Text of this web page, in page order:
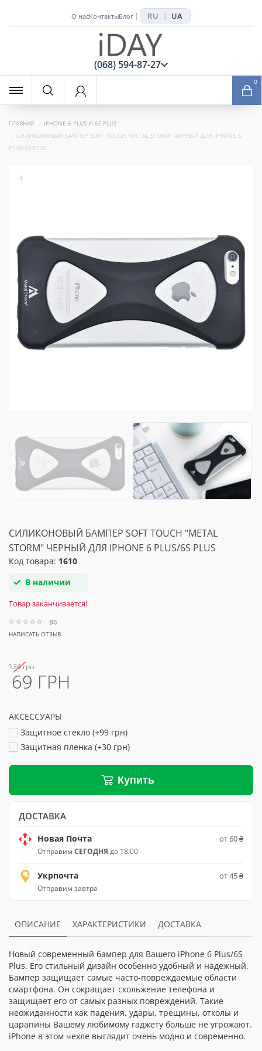
О насКонтактыБлог | RU | UA
(068) 594-87-27
0
ГЛАВНАЯ
IPHONE 6 PLUS И 6S PLUS
СИЛИКОНОВЫЙ БАМПЕР SOFT TOUCH "METAL STORM" ЧЕРНЫЙ ДЛЯ IPHONE 6
PLUS/6S PLUS
+
СИЛИКОНОВЫЙ БАМПЕР SOFT TOUCH "METAL
STORM" ЧЕРНЫЙ ДЛЯ IPHONE 6 PLUS/6S PLUS
Код товара: 1610
В наличии
Товар заканчивается!
(0)
НАПИСАТЬ ОТЗЫВ
134 грн
69 ГРН
АКСЕССУАРЫ
Защитное стекло (+99 грн)
Защитная пленка (+30 грн)
Купить
ДОСТАВКА
Новая Почта
Отправим СЕГОДНЯ до 18:00
от 60 ₴
Укрпочта
Отправим завтра
от 45 ₴
ОПИСАНИЕ ХАРАКТЕРИСТИКИ ДОСТАВКА
Новый современный бампер для Вашего iPhone 6 Plus/6S
Plus. Его стильный дизайн особенно удобный и надежный.
Бампер защищает самые часто-повреждаемые области
смартфона. Он сокращает скольжение телефона и
защищает его от самых разных повреждений. Такие
неожиданности как падения, удары, трещины, отколы и
царапины Вашему любимому гаджету больше не угрожают.
iPhone в этом чехле выглядит очень модно и современно.